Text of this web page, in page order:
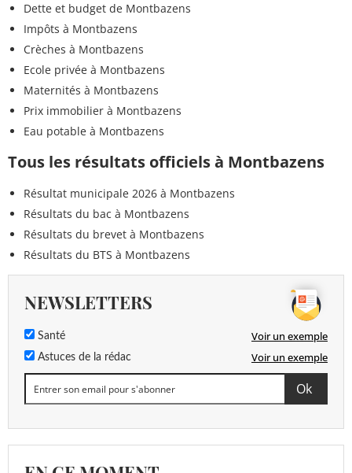
Dette et budget de Montbazens
Impôts à Montbazens
Crèches à Montbazens
Ecole privée à Montbazens
Maternités à Montbazens
Prix immobilier à Montbazens
Eau potable à Montbazens
Tous les résultats officiels à Montbazens
Résultat municipale 2026 à Montbazens
Résultats du bac à Montbazens
Résultats du brevet à Montbazens
Résultats du BTS à Montbazens
NEWSLETTERS
Santé Voir un exemple
Astuces de la rédac Voir un exemple